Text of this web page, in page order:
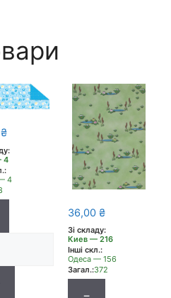
₴
4
4
36,00 ₴
Зі складу:
Киев — 216
Інші скл.:
Одеса — 156
Загал.:372